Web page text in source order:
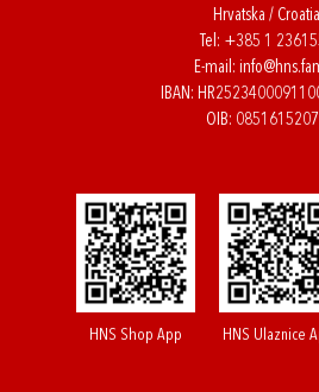
Hrvatska / Croatia
Tel: +385 1
E-mail:
IBAN:
OIB:
HNS Shop App HNS Ulaznice